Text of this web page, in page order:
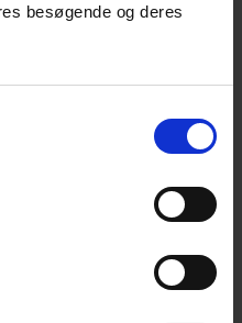
besøgende og deres
du
priser, nyheder